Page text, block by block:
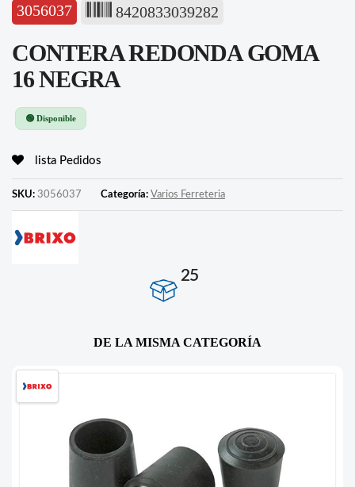
3056037 8420833039282
CONTERA REDONDA GOMA
16 NEGRA
🟢 Disponible
lista Pedidos
SKU: 3056037 Categoría: Varios Ferreteria
25
DE LA MISMA CATEGORÍA